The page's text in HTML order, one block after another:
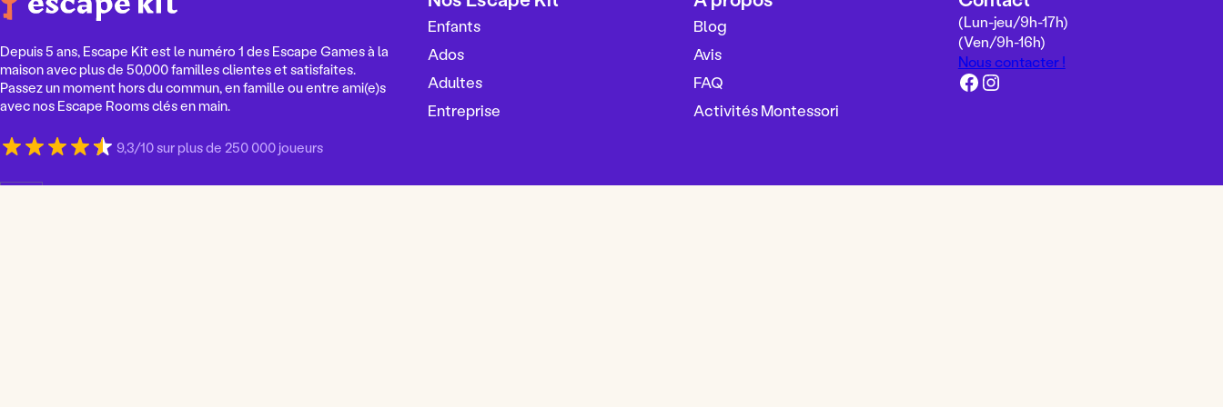
Depuis 5 ans, Escape Kit est le numéro 1 des Escape Games à la
maison avec plus de 50,000 familles clientes et satisfaites.
Passez un moment hors du commun, en famille ou entre ami(e)s
avec nos Escape Rooms clés en main.
9,3/10 sur plus de 250 000 joueurs
C
Enfants
Ados
Adultes
Entreprise
Blog
Avis
FAQ
Activités Montessori
(Lun-jeu/9h-17h)
(Ven/9h-16h)
Nous contacter !
Facebook Instagram